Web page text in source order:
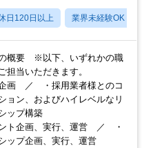
日120日以上 業界未経験OK
概要 ※以下、いずれかの職
担当いただきます。
企画 ／ ・採用業者様とのコ
ョン、およびハイレベルなリ
ップ構築
ント企画、実行、運営 ／ ・
ップ企画、実行、運営